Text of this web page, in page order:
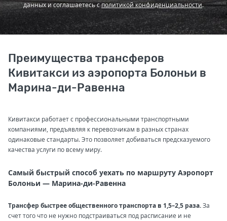
данных и соглашаетесь сполитикой конфиденциальности.
Преимущества трансферов
Кивитакси из аэропорта Болоньи в
Марина-ди-Равенна
Кивитакси работает с профессиональными транспортными
компаниями, предъявляя к перевозчикам в разных странах
одинаковые стандарты. Это позволяет добиваться предсказуемого
качества услуги по всему миру.
Самый быстрый способ уехать по маршруту Аэропорт
Болоньи — Марина-ди-Равенна
Трансфер быстрее общественного транспорта в 1,5–2,5 раза.За
счет того что не нужно подстраиваться под расписание и не